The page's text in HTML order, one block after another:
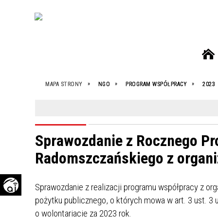
HERB I LOGO POWIATU
EDUKACJA
GOSPODARKA
ZDROWIE
TRANSMISJE OBRAD SESJI
PROTOKOŁY Z SESJI RADY POWIATU
TERMINARZ POSIEDZEŃ
INTERPELACJE, WNIOSKI I
ZAPYTANIA RADNYCH
WŁADZE POWIATU
MISJA STAROSTWA POWIATOWEGO
W RADOMSKU DO ROKU 2027
WYKAZ ORGANIZACJI
PROGRAM WSPÓŁPRACY
KONKURSY
OGŁOSZENIA STAROSTY
PODZIEL SIĘ DOBREM! WSPIERAJ
MAPA STRONY NGO PROGRAM WSPÓŁPRACY 2023
Sprawozdanie z Rocznego
Radomszczańskiego z
Sprawozdanie z realizacji programu współpracy z
pożytku publicznego, o których mowa w art. 3 ust. 3
o wolontariacie za 2023 rok.